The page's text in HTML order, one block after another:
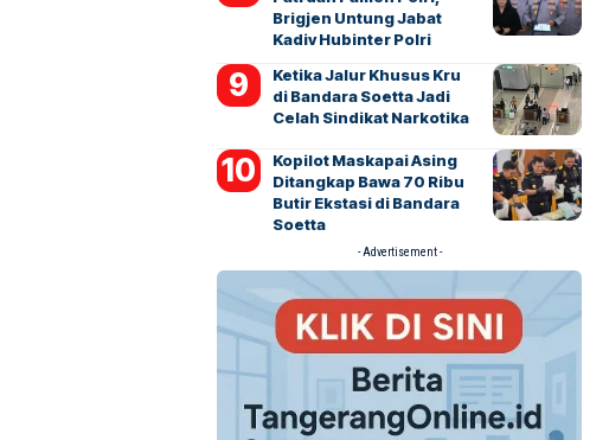
Brigjen Untung Jabat
Kadiv Hubinter Polri
Ketika Jalur Khusus Kru
di Bandara Soetta Jadi
Celah Sindikat Narkotika
Kopilot Maskapai Asing
Ditangkap Bawa 70 Ribu
Butir Ekstasi di Bandara
Soetta
- Advertisement -